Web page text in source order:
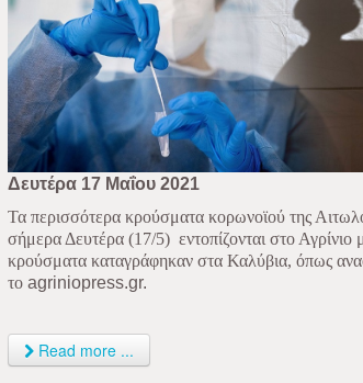
Δευτέρα 17 Μαΐου 2021
Τα περισσότερα κρούσματα κορωνοϊού της
σήμερα Δευτέρα (17/5) εντοπίζονται στο
κρούσματα καταγράφηκαν στα Καλύβια, όπως
το agriniopress.gr.
Read more ...